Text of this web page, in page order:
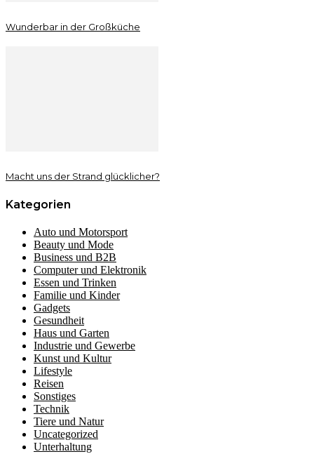
Wunderbar in der Großküche
Macht uns der Strand glücklicher?
Kategorien
Auto und Motorsport
Beauty und Mode
Business und B2B
Computer und Elektronik
Essen und Trinken
Familie und Kinder
Gadgets
Gesundheit
Haus und Garten
Industrie und Gewerbe
Kunst und Kultur
Lifestyle
Reisen
Sonstiges
Technik
Tiere und Natur
Uncategorized
Unterhaltung